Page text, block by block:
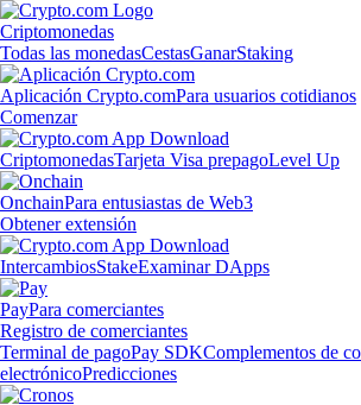
Criptomonedas
Todas las monedasCestasGanarStaking
Aplicación Crypto.comPara usuarios cotidianos
Comenzar
CriptomonedasTarjeta Visa prepagoLevel Up
OnchainPara entusiastas de Web3
Obtener extensión
IntercambiosStakeExaminar DApps
PayPara comerciantes
Registro de comerciantes
Terminal de pagoPay SDKComplementos de
electrónicoPredicciones